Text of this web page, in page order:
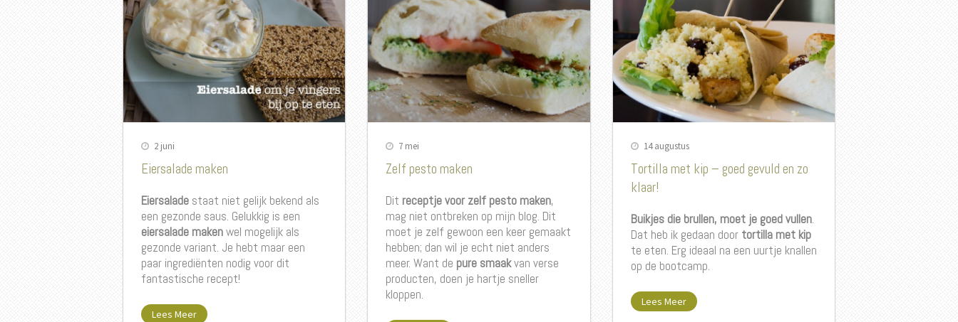
2 juni
Eiersalade maken
Eiersalade staat niet gelijk bekend als
een gezonde saus. Gelukkig is een
eiersalade makenwel mogelijk als
gezonde variant. Je hebt maar een
paar ingrediënten nodig voor dit
fantastische recept!
Lees Meer
7 mei
Zelf pesto maken
Dit receptje voor zelf pesto maken,
mag niet ontbreken op mijn blog. Dit
moet je zelf gewoon een keer gemaakt
hebben; dan wil je echt niet anders
meer. Want de pure smaakvan verse
producten, doen je hartje sneller
kloppen.
14 augustus
Tortilla met kip – goed gevuld en zo
klaar!
Buikjes die brullen, moet je goed vullen.
Dat heb ik gedaan door tortilla met kip
te eten. Erg ideaal na een uurtje knallen
op de bootcamp.
Lees Meer